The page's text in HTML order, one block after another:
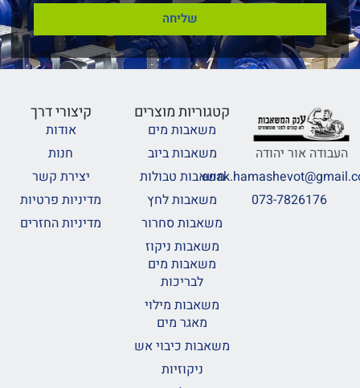
שליחה
העבודה אור יהודה
073-7826176
קטגוריות מוצרים
משאבות מים
משאבות ביוב
משאבות טבולות
משאבות לחץ
משאבות סחרור
משאבות ניקוז
משאבות מים
לבריכות
משאבות מילוי
מאגר מים
משאבות כיבוי אש
ניקוזיות
קיצורי דרך
אודות
חנות
יצירת קשר
מדיניות פרטיות
מדיניות החזרים